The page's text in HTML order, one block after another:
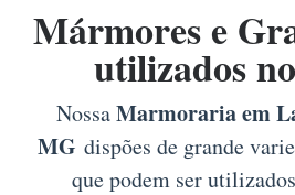
Mármores e
utilizados
NossaMarmoraria em
MG dispões de grande
que podem ser